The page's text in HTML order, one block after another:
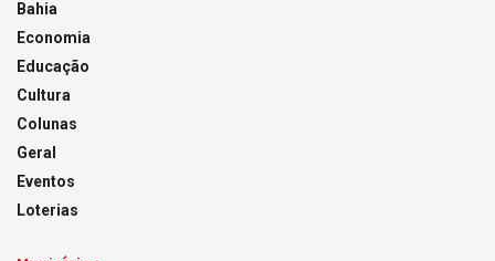
Bahia
Economia
Educação
Cultura
Colunas
Geral
Eventos
Loterias